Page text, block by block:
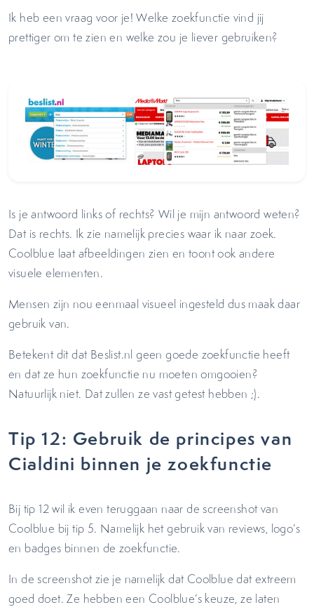
Ik heb een vraag voor je! Welke zoekfunctie vind jij
prettiger om te zien en welke zou je liever gebruiken?
Is je antwoord links of rechts? Wil je mijn antwoord weten?
Dat is rechts. Ik zie namelijk precies waar ik naar zoek.
Coolblue laat afbeeldingen zien en toont ook andere
visuele elementen.
Mensen zijn nou eenmaal visueel ingesteld dus maak daar
gebruik van.
Betekent dit dat Beslist.nl geen goede zoekfunctie heeft
en dat ze hun zoekfunctie nu moeten omgooien?
Natuurlijk niet. Dat zullen ze vast getest hebben ;).
Tip 12: Gebruik de principes van
Cialdini binnen je zoekfunctie
Bij tip 12 wil ik even teruggaan naar de screenshot van
Coolblue bij tip 5. Namelijk het gebruik van reviews, logo’s
en badges binnen de zoekfunctie.
In de screenshot zie je namelijk dat Coolblue dat extreem
goed doet. Ze hebben een Coolblue’s keuze, ze laten